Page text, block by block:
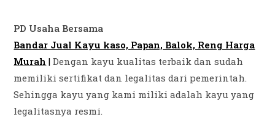
PD Usaha Bersama
Bandar Jual Kayu kaso, Papan, Balok, Reng Harga
Murah | Dengan kayu kualitas terbaik dan sudah
memiliki sertifikat dan legalitas dari pemerintah.
Sehingga kayu yang kami miliki adalah kayu yang
legalitasnya resmi.